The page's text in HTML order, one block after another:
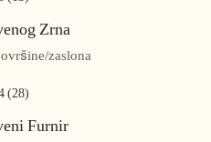
Zrna
zaslona
Furnir